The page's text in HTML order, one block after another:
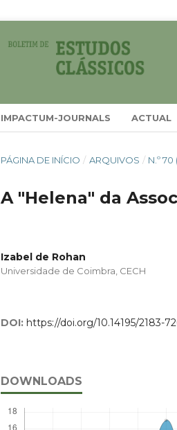
IMPACTUM-JOURNALS ACTUAL
PÁGINA DE INÍCIO / ARQUIVOS / N.º
A "Helena" da
Izabel de Rohan
Universidade de Coimbra, CECH
DOI: https://doi.org/10.14195/2183-
DOWNLOADS